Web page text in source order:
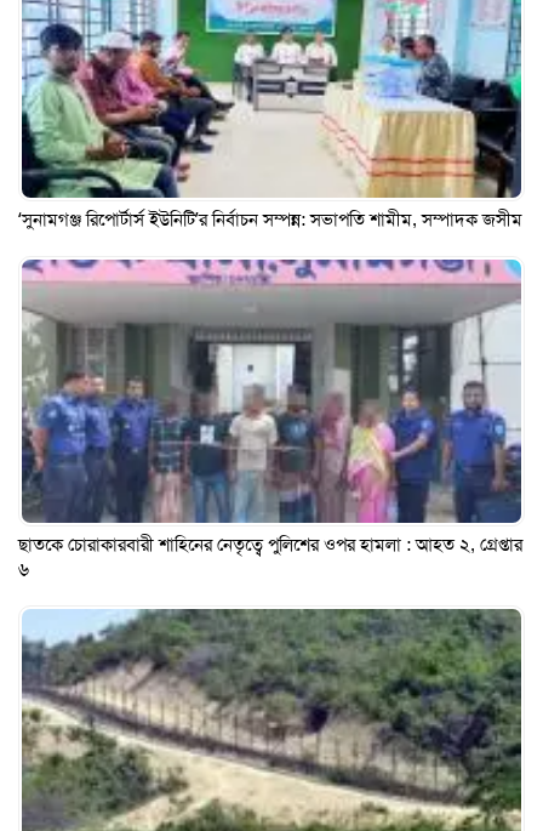
‘সুনামগঞ্জ রিপোর্টার্স ইউনিটি’র নির্বাচন সম্পন্ন: সভাপতি শামীম, সম্পাদক জসীম
ছাতকে চোরাকারবারী শাহিনের নেতৃত্বে পুলিশের ওপর হামলা : আহত ২, গ্রেপ্তার
৬